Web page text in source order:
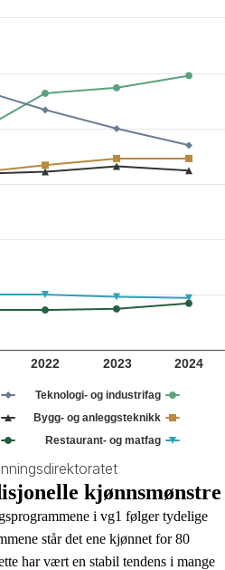
1. Data ranges from 3.2 to 24.8.
2022 2023 2024
Teknologi- og industrifag
Bygg- og anleggsteknikk
Restaurant- og matfag
kjønnsmønstre
i vg1 følger tydelige
står det ene kjønnet for 80
har vært en stabil tendens i mange